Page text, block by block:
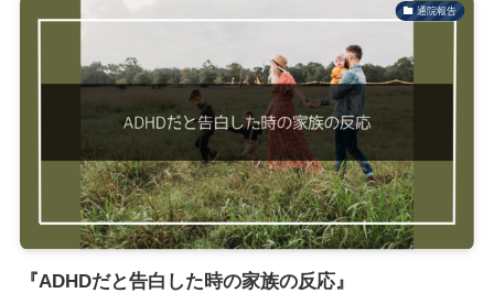
通院報告
『ADHDだと告白した時の家族の反応』